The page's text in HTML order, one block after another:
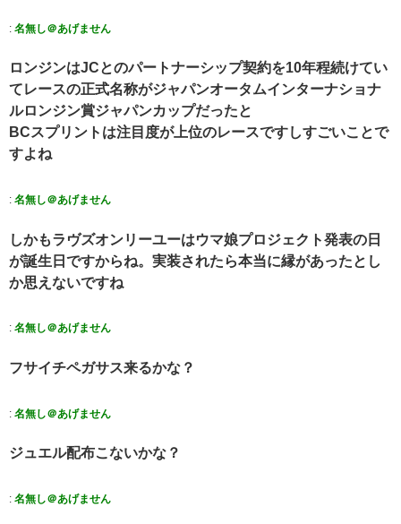
: 名無し＠あげません
ロンジンはJCとのパートナーシップ契約を10年程続けてい
てレースの正式名称がジャパンオータムインターナショナ
ルロンジン賞ジャパンカップだったと
BCスプリントは注目度が上位のレースですしすごいことで
すよね
: 名無し＠あげません
しかもラヴズオンリーユーはウマ娘プロジェクト発表の日
が誕生日ですからね。実装されたら本当に縁があったとし
か思えないですね
: 名無し＠あげません
フサイチペガサス来るかな？
: 名無し＠あげません
ジュエル配布こないかな？
: 名無し＠あげません